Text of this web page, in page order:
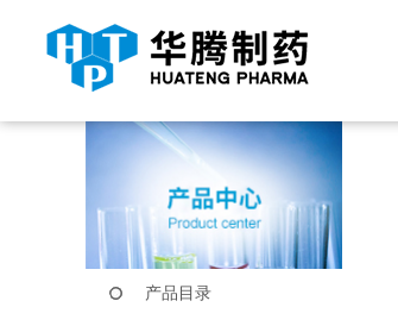
当前位置： 首页 产品中心
产品目录